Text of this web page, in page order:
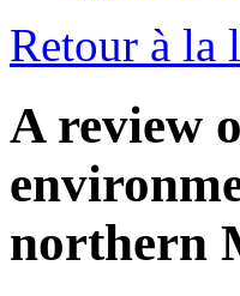
Retour à la
A review
northern